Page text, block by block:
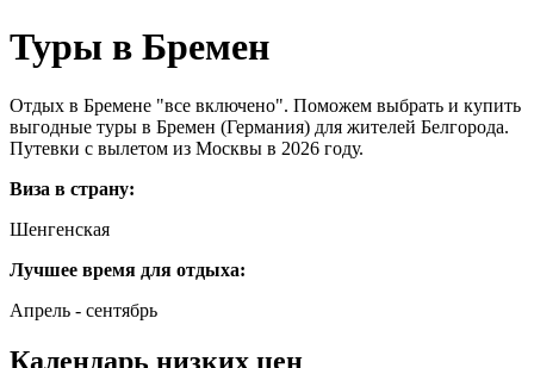
Туры в Бремен
Отдых в Бремене "все включено". Поможем выбрать и купить
выгодные туры в Бремен (Германия) для жителей Белгорода.
Путевки с вылетом из Москвы в 2026 году.
Виза в страну:
Шенгенская
Лучшее время для отдыха:
Апрель - сентябрь
Календарь низких цен